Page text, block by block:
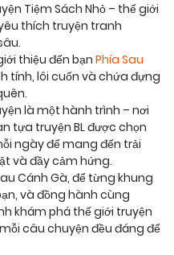
Tiệm Sách Nhỏ – thế giới
thích truyện tranh
thiệu đến bạn Phía Sau
tính, lôi cuốn và chứa đựng
là một hành trình – nơi
tựa truyện BL được chọn
ngày để mang đến trải
và đầy cảm hứng.
Cánh Gà, để từng khung
và đồng hành cùng
khám phá thế giới truyện
câu chuyện đều đáng để